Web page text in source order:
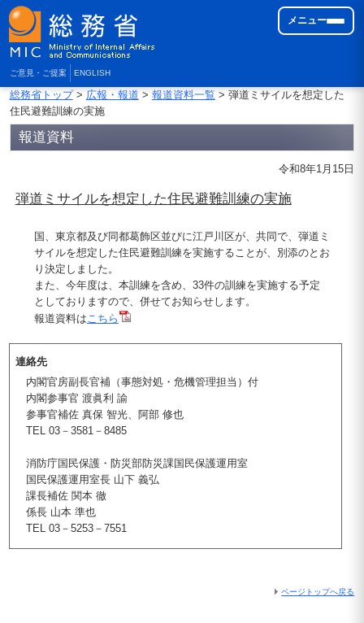
ご意見・ご提案 ENGLISH
メニュー
総務省トップ> 広報・報道 > 報道資料一覧> 弾道ミサイルを想定した
住民避難訓練の実施
報道資料
令和8年1月15日
弾道ミサイルを想定した住民避難訓練の実施
国、東京都及び同都葛飾区並びに江戸川区が、共同で、弾道ミ
サイルを想定した住民避難訓練を実施することが、別添のとお
り決定しました。
また、今年度は、本訓練を含め、33件の訓練を実施する予定
としておりますので、併せてお知らせします。
報道資料はこちら
連絡先
内閣官房副長官補（事態対処・危機管理担当）付
内閣参事官 渡眞利 諭
参事官補佐 真保 智光、阿部 修也
TEL 03－3581－8485
消防庁国民保護・防災部防災課国民保護運用室
国民保護運用室長 山下 義弘
課長補佐 関本 徹
係長 山本 準也
TEL 03－5253－7551
ページトップへ戻る